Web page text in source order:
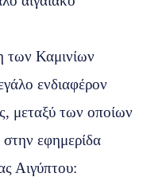
των Καμινίων
ενδιαφέρον
μεταξύ των οποίων
εφημερίδα
Αιγύπτου: